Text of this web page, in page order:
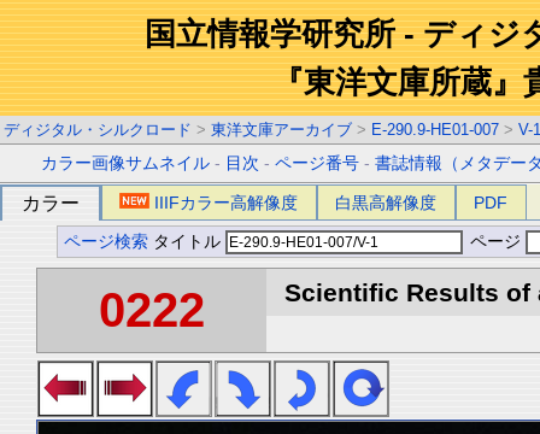
国立情報学研究所 - ディジ
『東洋文庫所蔵』
ディジタル・シルクロード > 東洋文庫アーカイブ > E-290.9-HE01-007 > V-1
カラー画像サムネイル - 目次 -ページ番号 -書誌情報（メタデー
カラー IIIFカラー高解像度 白黒高解像度 PDF
ページ検索 タイトル ページ
0222 Scientific Results of